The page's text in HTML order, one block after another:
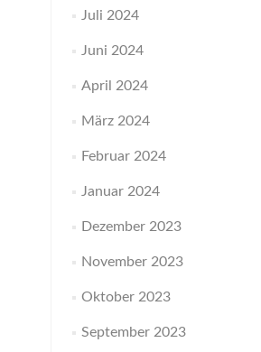
Juli 2024
Juni 2024
April 2024
März 2024
Februar 2024
Januar 2024
Dezember 2023
November 2023
Oktober 2023
September 2023